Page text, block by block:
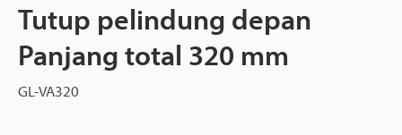
Tutup pelindung depan
Panjang total 320 mm
GL-VA320